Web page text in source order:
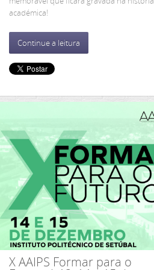
académica!
Continue a leitura
X AAIPS Formar para o